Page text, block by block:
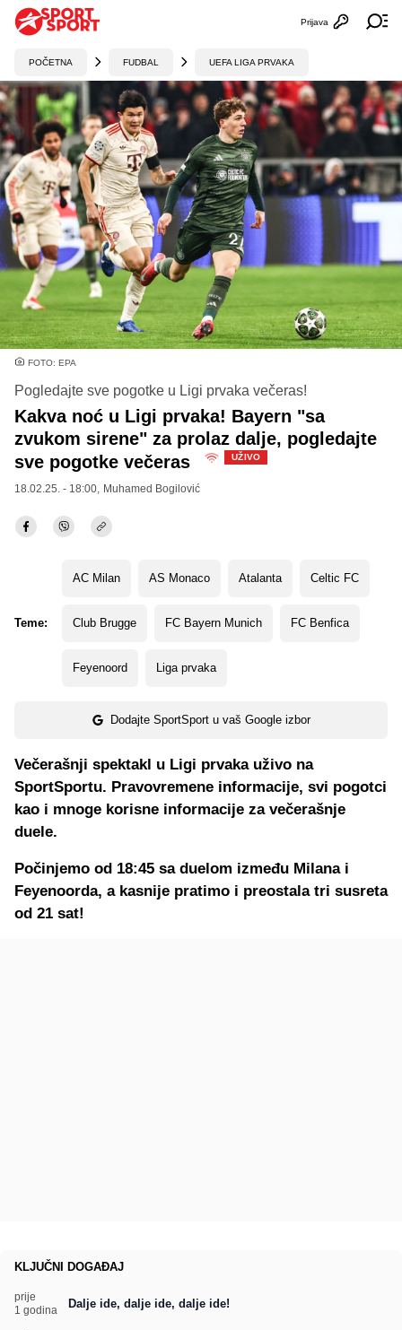
Otvori
Prijava
POČETNA FUDBAL UEFA LIGA PRVAKA
FOTO: EPA
Pogledajte sve pogotke u Ligi prvaka večeras!
Kakva noć u Ligi prvaka! Bayern "sa
zvukom sirene" za prolaz dalje, pogledajte
sve pogotke večeras
UŽIVO
18.02.25. - 18:00, Muhamed Bogilović
Teme:
AC Milan AS Monaco Atalanta Celtic FC
Club Brugge FC Bayern Munich FC Benfica
Feyenoord Liga prvaka
Dodajte SportSport u vaš Google izbor
Večerašnji spektakl u Ligi prvaka uživo na
SportSportu. Pravovremene informacije, svi pogotci
kao i mnoge korisne informacije za večerašnje
duele.
Počinjemo od 18:45 sa duelom između Milana i
Feyenoorda, a kasnije pratimo i preostala tri susreta
od 21 sat!
KLJUČNI DOGAĐAJ
prije
1 godina
Dalje ide, dalje ide, dalje ide!